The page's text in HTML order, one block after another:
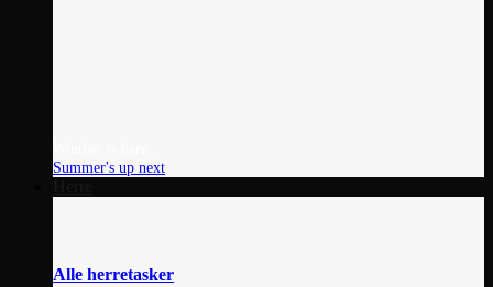
Summer's up next
Alle herretasker